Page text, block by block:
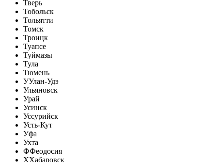
Тверь
Тобольск
Тольятти
Томск
Троицк
Туапсе
Туймазы
Тула
Тюмень
УУлан-Удэ
Ульяновск
Урай
Усинск
Уссурийск
Усть-Кут
Уфа
Ухта
ФФеодосия
ХХабаровск